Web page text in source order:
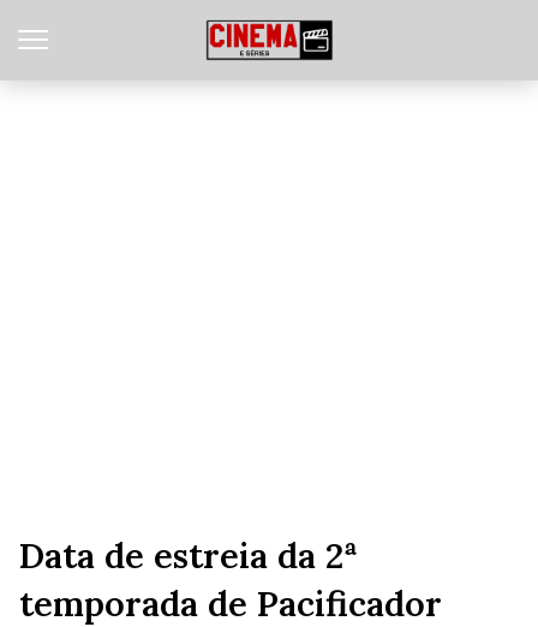
Data de estreia da 2ª
temporada de Pacificador